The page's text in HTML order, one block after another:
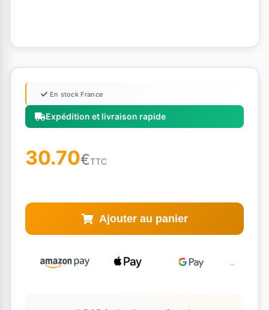
Expédition et livraison rapide
En stock France
30.70€TTC
Ajouter au panier